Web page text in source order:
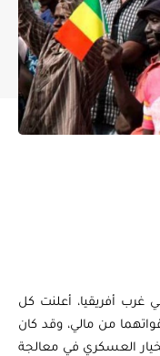
أفريقيا، أعلنت كل
من مالي، وقد كان
العسكري في معالجة